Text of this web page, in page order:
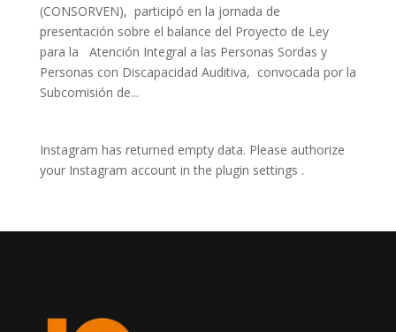
(CONSORVEN), participó en la jornada de
presentación sobre el balance del Proyecto de Ley
para la Atención Integral a las Personas Sordas y
Personas con Discapacidad Auditiva, convocada por la
Subcomisión de...
Instagram has returned empty data. Please authorize
your Instagram account in the plugin settings .